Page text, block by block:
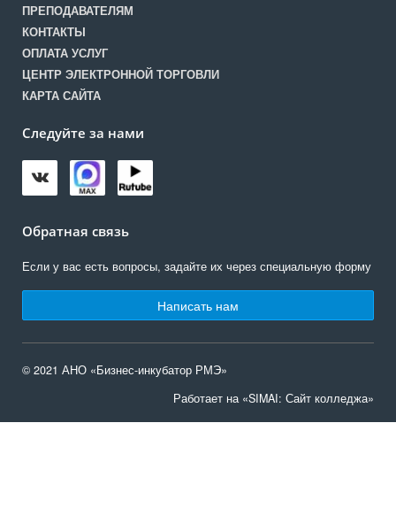
ПРЕПОДАВАТЕЛЯМ
КОНТАКТЫ
ОПЛАТА УСЛУГ
ЦЕНТР ЭЛЕКТРОННОЙ ТОРГОВЛИ
КАРТА САЙТА
Следуйте за нами
Обратная связь
Если у вас есть вопросы, задайте их через специальную форму
Написать нам
© 2021 АНО «Бизнес-инкубатор РМЭ»
Работает на «SIMAI: Сайт колледжа»